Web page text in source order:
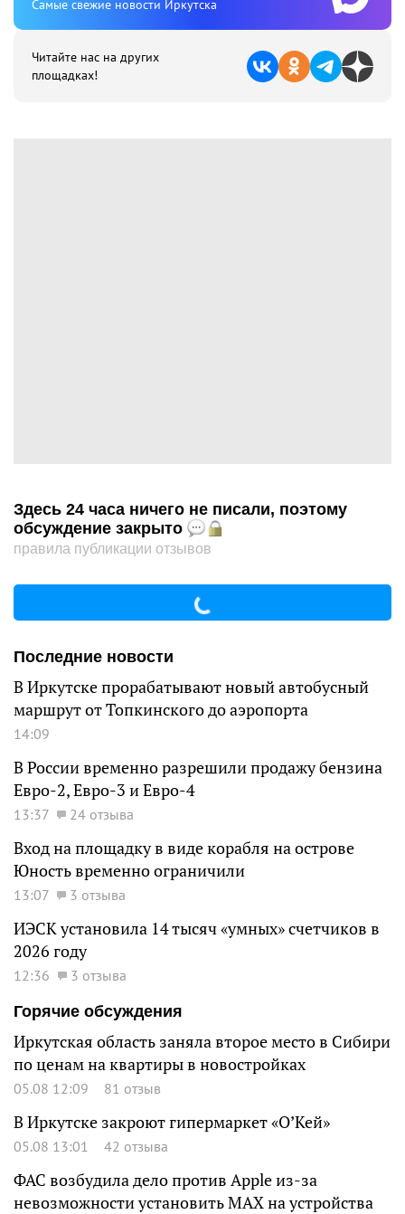
Cамые свежие новости Иркутска
Читайте нас на других
площадках!
Здесь 24 часа ничего не писали, поэтому
обсуждение закрыто
правила публикации отзывов
Последние новости
В Иркутске прорабатывают новый автобусный
маршрут от Топкинского до аэропорта
14:09
В России временно разрешили продажу бензина
Евро-2, Евро-3 и Евро-4
13:37 24 отзыва
Вход на площадку в виде корабля на острове
Юность временно ограничили
13:07 3 отзыва
ИЭСК установила 14 тысяч «умных» счетчиков в
2026 году
12:36
3 отзыва
Горячие обсуждения
Иркутская область заняла второе место в Сибири
по ценам на квартиры в новостройках
05.08 12:09 81 отзыв
В Иркутске закроют гипермаркет «О’Кей»
05.08 13:01 42 отзыва
ФАС возбудила дело против Apple из-за
невозможности установить MAX на устройства